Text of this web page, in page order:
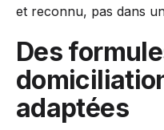
et reconnu, pas dans
Des
adaptées